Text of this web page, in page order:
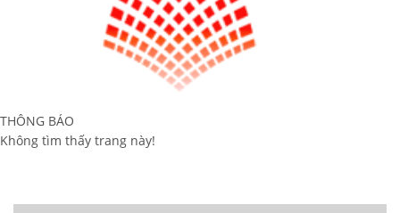
THÔNG BÁO
Không tìm thấy trang này!